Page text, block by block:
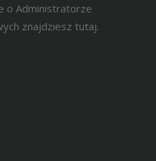
o Administratorze
znajdziesz tutaj.